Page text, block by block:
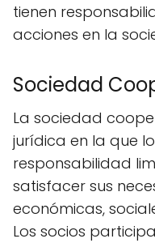
tienen
acciones en la
Sociedad
La sociedad
jurídica en la que
responsabilidad
satisfacer sus
económicas,
Los socios